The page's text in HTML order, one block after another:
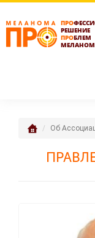
ПРО
РЕШЕНИЕ
ПРОБЛЕМ
Об